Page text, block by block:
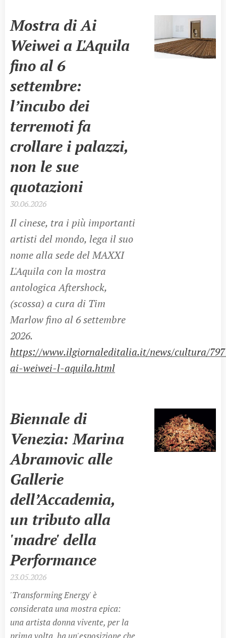
Mostra di ​Ai
Weiwei a L'Aquila
fino al 6
settembre:
l’incubo dei
terremoti fa
crollare i palazzi,
non le sue
quotazioni
30.06.2026
Il cinese, tra i più importanti
artisti del mondo, lega il suo
nome alla sede del MAXXI
L'Aquila con la mostra
antologica Aftershock,
(scossa) a cura di Tim
Marlow fino al 6 settembre
2026.
https://www.ilgiornaleditalia.it/news/cultura/
ai-weiwei-l-aquila.html
Biennale di
Venezia: Marina
Abramovic alle
Gallerie
dell’Accademia,
un tributo alla
'madre' della
Performance
23.05.2026
'Transforming Energy' è
considerata una mostra epica:
una artista donna vivente, per la